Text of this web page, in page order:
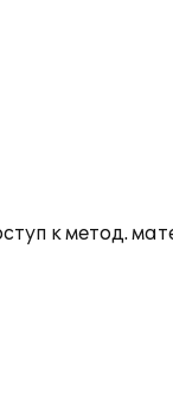
к метод.